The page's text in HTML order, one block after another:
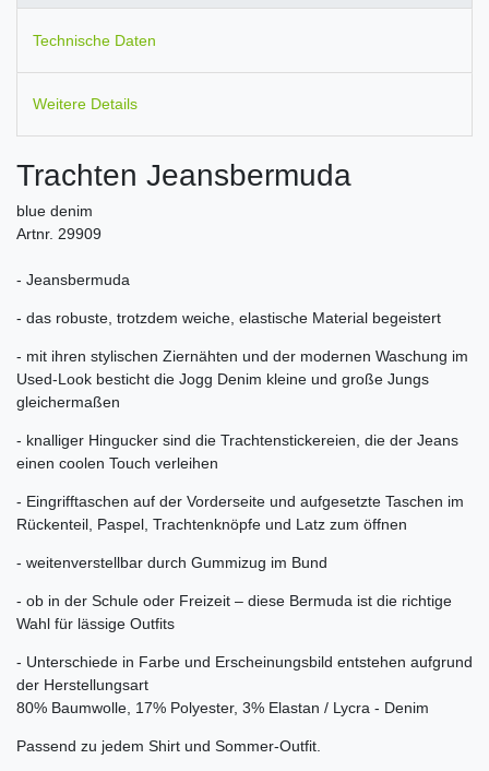
Technische Daten
Weitere Details
Trachten Jeansbermuda
blue denim
Artnr. 29909
- Jeansbermuda
- das robuste, trotzdem weiche, elastische Material begeistert
- mit ihren stylischen Ziernähten und der modernen Waschung im
Used-Look besticht die Jogg Denim kleine und große Jungs
gleichermaßen
- knalliger Hingucker sind die Trachtenstickereien, die der Jeans
einen coolen Touch verleihen
- Eingrifftaschen auf der Vorderseite und aufgesetzte Taschen im
Rückenteil, Paspel, Trachtenknöpfe und Latz zum öffnen
- weitenverstellbar durch Gummizug im Bund
- ob in der Schule oder Freizeit – diese Bermuda ist die richtige
Wahl für lässige Outfits
- Unterschiede in Farbe und Erscheinungsbild entstehen aufgrund
der Herstellungsart
80% Baumwolle, 17% Polyester, 3% Elastan / Lycra - Denim
Passend zu jedem Shirt und Sommer-Outfit.